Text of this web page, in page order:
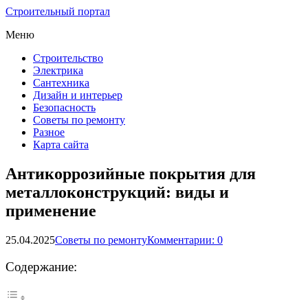
Строительный портал
Меню
Строительство
Электрика
Сантехника
Дизайн и интерьер
Безопасность
Советы по ремонту
Разное
Карта сайта
Антикоррозийные покрытия для
металлоконструкций: виды и
применение
25.04.2025Советы по ремонтуКомментарии: 0
Содержание: